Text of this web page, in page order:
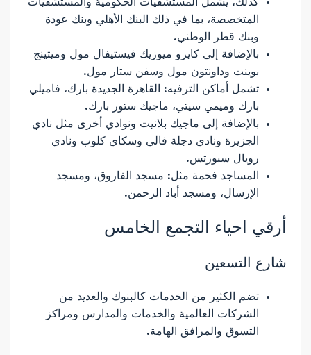
المتخصصة، بما في ذلك البنك الأهلي وبنك عودة
وبنك قطر الوطني.
بالإضافة إلى كايرو ميوزيك فيستيفال مول وميتينج
بوينت وداونتون مول وسفن ستار مول.
تشمل أماكن الترفيه: القاهرة الجديدة بارك، فاميلي
بارك وميمي سيتي، ماجيك ستور بارك.
بالإضافة إلى ماجيك بلانيت ونوادي أخرى مثل نادي
الجزيرة ونادي دجلة فالي وسكاي كلوب ونادي
رويال سبورتس.
المساجد فخمة مثل: مسجد الفاروق، ومسجد
الإرسال، ومسجد أباد الرحمن.
أرقي احياء التجمع الخامس
شارع التسعين
تضم الكثير من الخدمات كالبنوك والعديد من
الشركات العالمية والخدمات والمدارس ومراكز
التسوق والمرافق الهامة.